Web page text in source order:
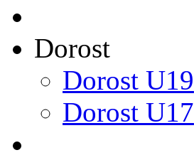
Dorost
Dorost U19
Dorost U17